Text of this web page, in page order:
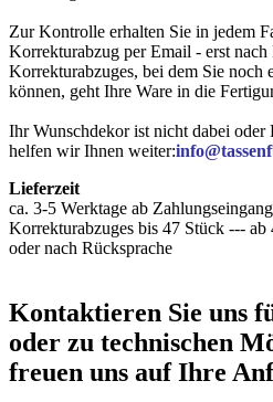
Zur Kontrolle erhalten Sie in jedem
Korrekturabzug per Email - erst nach
Korrekturabzuges, bei dem Sie noch
können, geht Ihre Ware in die
Ihr Wunschdekor ist nicht dabei oder
helfen wir Ihnen weiter:
Lieferzeit
ca. 3-5 Werktage ab
Korrekturabzuges bis 47 Stück ---
oder nach Rücksprache
Kontaktieren Sie uns
oder zu technischen
freuen uns auf Ihre